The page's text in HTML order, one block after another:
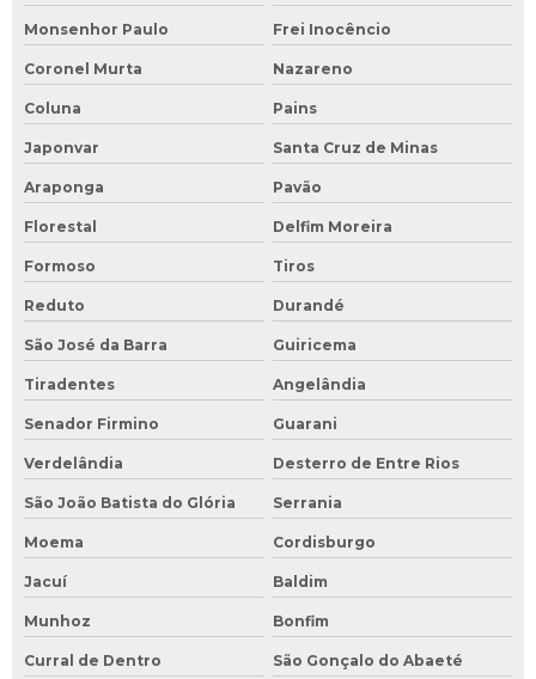
Monsenhor Paulo Frei Inocêncio
Coronel Murta Nazareno
Coluna Pains
Japonvar Santa Cruz de Minas
Araponga Pavão
Florestal Delfim Moreira
Formoso Tiros
Reduto Durandé
São José da Barra Guiricema
Tiradentes Angelândia
Senador Firmino Guarani
Verdelândia Desterro de Entre Rios
São João Batista do Glória Serrania
Moema Cordisburgo
Jacuí Baldim
Munhoz Bonfim
Curral de Dentro São Gonçalo do Abaeté